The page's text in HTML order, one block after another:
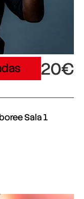
20€
Sala 1